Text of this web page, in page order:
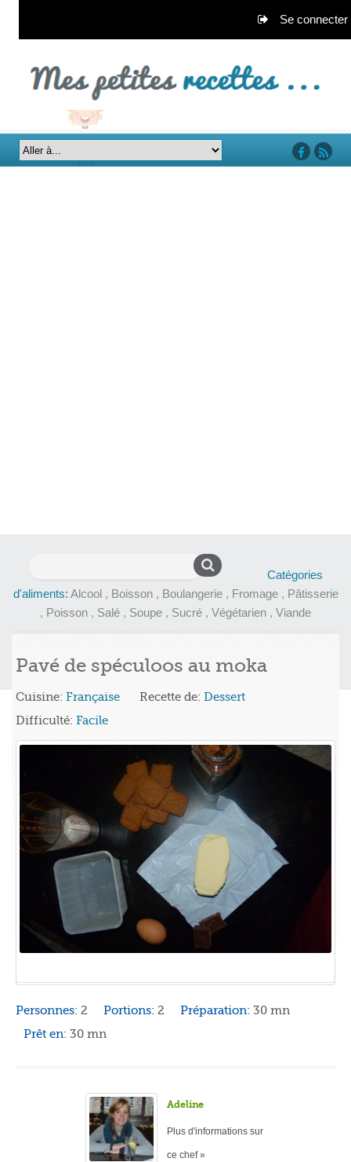
Se connecter
Catégories
d'aliments: Alcool , Boisson, Boulangerie, Fromage, Pâtisserie
, Poisson , Salé , Soupe , Sucré , Végétarien , Viande
Pavé de spéculoos au moka
Cuisine: Française Recette de: Dessert
Difficulté: Facile
Personnes: 2 Portions: 2 Préparation: 30 mn
Prêt en: 30 mn
Adeline
Plus d'informations sur
ce chef »